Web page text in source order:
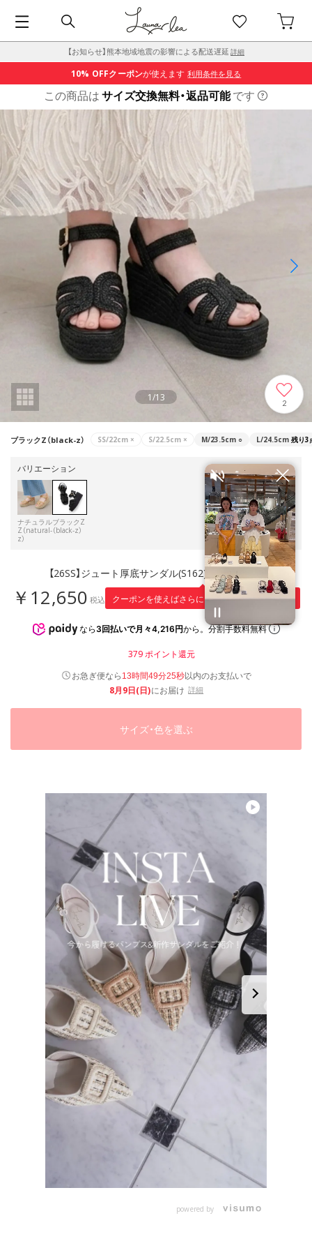
【お知らせ】熊本地域地震の影響による配送遅延 詳細
10% OFFクーポンが使えます 利用条件を見る
この商品はサイズ交換無料・返品可能です
1/13 2
ブラックZ（black-z） SS/22cm × S/22.5cm × M/23.5cm ○ L/24.5cm 残り3
バリエーション
ナチュラル
Z（natural-
z）
ブラックZ
（black-z）
【26SS】ジュート厚底サンダル(S162) （ブラックZ）
￥12,650 税込 クーポンを使えばさらに1,265円引き！※適用条件
なら 3回払いで月々4,216円から。分割手数料無料
379ポイント還元
お急ぎ便なら 13時間49分24秒以内のお支払いで
8月9日(日)にお届け 詳細
サイズ・色を選ぶ
powered by